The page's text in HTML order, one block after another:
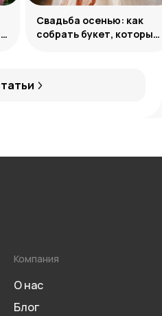
Свадьба осенью: как
собрать букет, который
Компания
О нас
Блог